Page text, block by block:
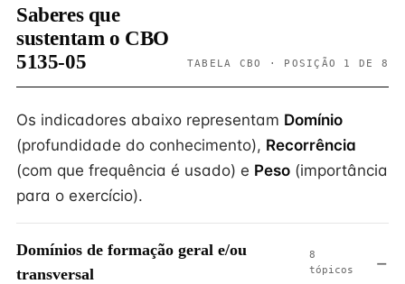
Saberes que
sustentam o CBO
5135-05
TABELA CBO · POSIÇÃO 1 DE 8
Os indicadores abaixo representam Domínio
(profundidade do conhecimento), Recorrência
(com que frequência é usado) e Peso (importância
para o exercício).
Domínios de formação geral e/ou
transversal
8
tópicos